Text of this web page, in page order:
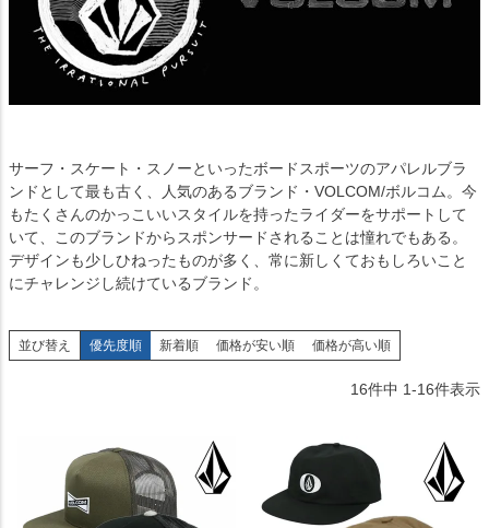
サーフ・スケート・スノーといったボードスポーツのアパレルブラ
ンドとして最も古く、人気のあるブランド・VOLCOM/ボルコム。今
もたくさんのかっこいいスタイルを持ったライダーをサポートして
いて、このブランドからスポンサードされることは憧れでもある。
デザインも少しひねったものが多く、常に新しくておもしろいこと
にチャレンジし続けているブランド。
並び替え 優先度順 新着順 価格が安い順 価格が高い順
16件中 1-16件表示